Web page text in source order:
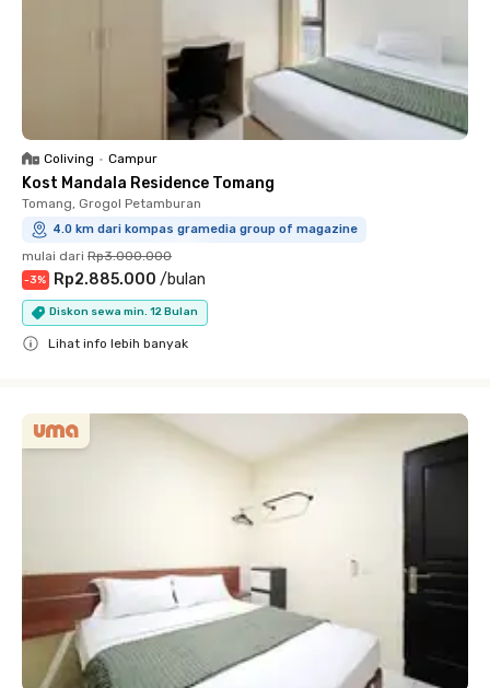
Coliving • Campur
Kost Mandala Residence Tomang
Tomang, Grogol Petamburan
4.0 km dari kompas gramedia group of magazine
mulai dari Rp3.000.000
-3% Rp2.885.000 /bulan
Diskon sewa min. 12 Bulan
Lihat info lebih banyak